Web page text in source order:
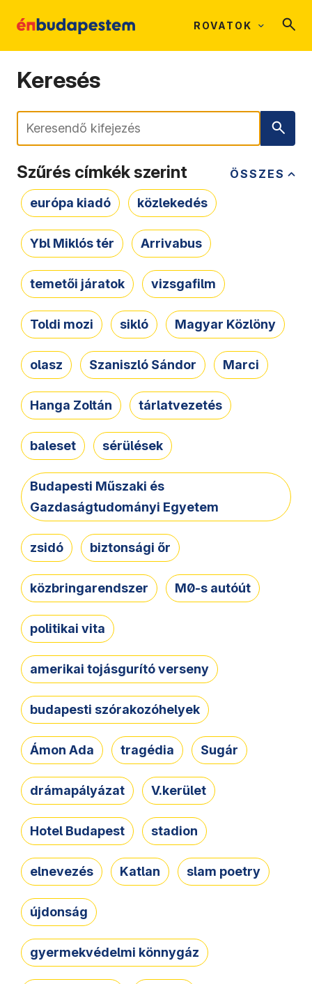
ROVATOK
Keresés
Keresés
ÖSSZES
Szűrés címkék szerint
európa kiadó közlekedés
Ybl Miklós tér Arrivabus
temetői járatok vizsgafilm
Toldi mozi sikló Magyar Közlöny
olasz Szaniszló Sándor Marci
Hanga Zoltán tárlatvezetés
baleset sérülések
Budapesti Műszaki és
Gazdaságtudományi Egyetem
zsidó biztonsági őr
közbringarendszer M0-s autóút
politikai vita
amerikai tojásgurító verseny
budapesti szórakozóhelyek
Ámon Ada tragédia Sugár
drámapályázat V.kerület
Hotel Budapest stadion
elnevezés Katlan slam poetry
újdonság
gyermekvédelmi könnygáz